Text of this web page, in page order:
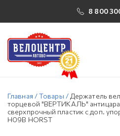
8 800
Главная /Товары / Держатель
торцевой "ВЕРТИКАЛЬ"
сверхпрочный пластик с доп.
H09B HORST